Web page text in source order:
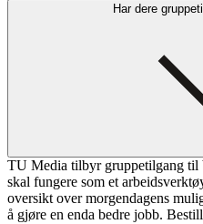
Har dere
TU Media tilbyr gruppetilgang til
skal fungere som et
oversikt over morgendagens
å gjøre en enda bedre jobb.